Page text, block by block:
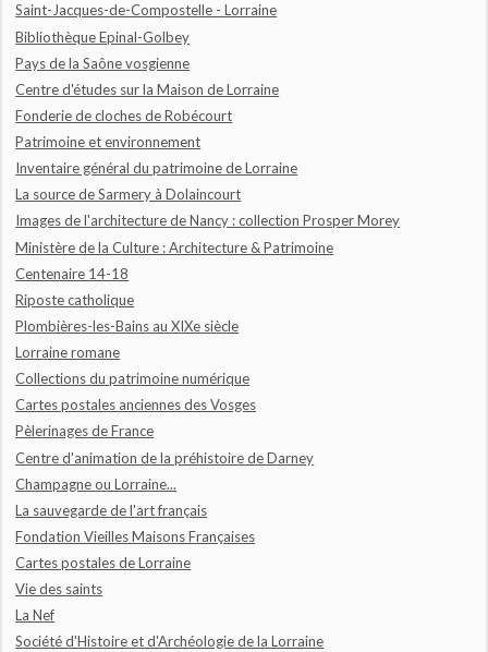
Saint-Jacques-de-Compostelle - Lorraine
Bibliothèque Epinal-Golbey
Pays de la Saône vosgienne
Centre d'études sur la Maison de Lorraine
Fonderie de cloches de Robécourt
Patrimoine et environnement
Inventaire général du patrimoine de Lorraine
La source de Sarmery à Dolaincourt
Images de l'architecture de Nancy : collection Prosper Morey
Ministère de la Culture : Architecture & Patrimoine
Centenaire 14-18
Riposte catholique
Plombières-les-Bains au XIXe siècle
Lorraine romane
Collections du patrimoine numérique
Cartes postales anciennes des Vosges
Pèlerinages de France
Centre d'animation de la préhistoire de Darney
Champagne ou Lorraine...
La sauvegarde de l'art français
Fondation Vieilles Maisons Françaises
Cartes postales de Lorraine
Vie des saints
La Nef
Société d'Histoire et d'Archéologie de la Lorraine